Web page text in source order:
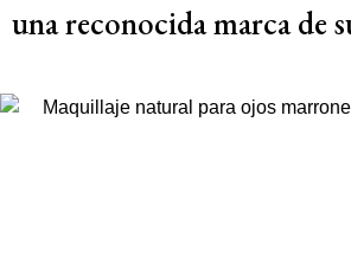
una reconocida marca de